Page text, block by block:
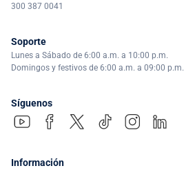
300 387 0041
Soporte
Lunes a Sábado de 6:00 a.m. a 10:00 p.m.
Domingos y festivos de 6:00 a.m. a 09:00 p.m.
Síguenos
Información